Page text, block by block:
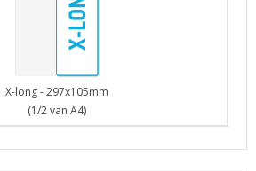
X-long - 297x105mm
(1/2 van A4)